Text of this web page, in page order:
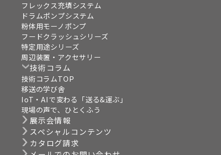
フレックス充填システム
ドラムポンプシステム
粉体用モーノポンプ
フードクラッシュシリーズ
特定用途シリーズ
周辺装置・アクセサリー
技術コラム
技術コラムTOP
移送の学び舎
IoT・AIで変わる「送る&運ぶ」
現場の声で、ひとくふう
展示会情報
スペシャルコンテンツ
カタログ請求